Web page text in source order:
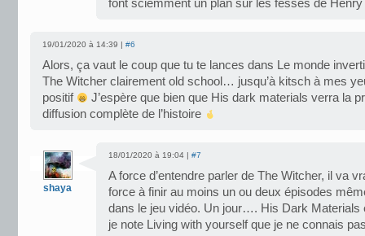
font sciemment un plan sur les fesses de
19/01/2020 à 14:39 | #6
Alors, ça vaut le coup que tu te lances dans Le monde
The Witcher clairement old school… jusqu’à kitsch à mes
positif
J’espère que bien que His dark materials verra la
diffusion complète de l’histoire
shaya
18/01/2020 à 19:04 | #7
A force d’entendre parler de The Witcher, il va
force à finir au moins un ou deux épisodes
dans le jeu vidéo. Un jour…. His Dark Materials
je note Living with yourself que je ne connais